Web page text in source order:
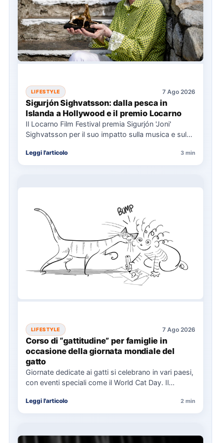
LIFESTYLE 7 Ago 2026
Sigurjón Sighvatsson: dalla pesca in
Islanda a Hollywood e il premio Locarno
Il Locarno Film Festival premia Sigurjón 'Joni'
Sighvatsson per il suo impatto sulla musica e sul
Leggi l'articolo 3 min
LIFESTYLE 7 Ago 2026
Corso di “gattitudine” per famiglie in
occasione della giornata mondiale del
gatto
Giornate dedicate ai gatti si celebrano in vari paesi,
con eventi speciali come il World Cat Day. Il…
Leggi l'articolo 2 min